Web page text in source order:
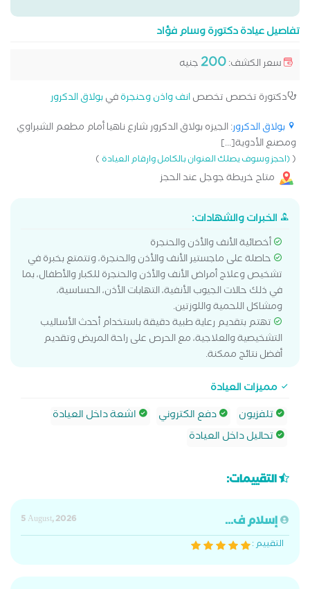
تفاصيل عيادة دكتورة وسام فؤاد
سعر الكشف:200جنيه
دكتورة تخصص تخصصانف واذن وحنجرةفيبولاق الدكرور
بولاق الدكرور: الجيزه بولاق الدكرور شارع ناهيا أمام مطعم الشبراوي
ومصنع الأدوية[...]
((احجز وسوف يصلك العنوان بالكامل وارقام العيادة)
متاح خريطة جوجل عند الحجز
الخبرات والشهادات:
أخصائية الأنف والأذن والحنجرة
حاصلة على ماجستير الأنف والأذن والحنجرة، وتتمتع بخبرة في
تشخيص وعلاج أمراض الأنف والأذن والحنجرة للكبار والأطفال، بما
في ذلك حالات الجيوب الأنفية، التهابات الأذن، الحساسية،
ومشاكل اللحمية واللوزتين.
تهتم بتقديم رعاية طبية دقيقة باستخدام أحدث الأساليب
التشخيصية والعلاجية، مع الحرص على راحة المريض وتقديم
أفضل نتائج ممكنة.
مميزات العيادة
تلفزيون
دفع الكتروني
اشعة داخل العيادة
تحاليل داخل العيادة
التقييمات:
إسلام ف...
5 August, 2026
التقييم :